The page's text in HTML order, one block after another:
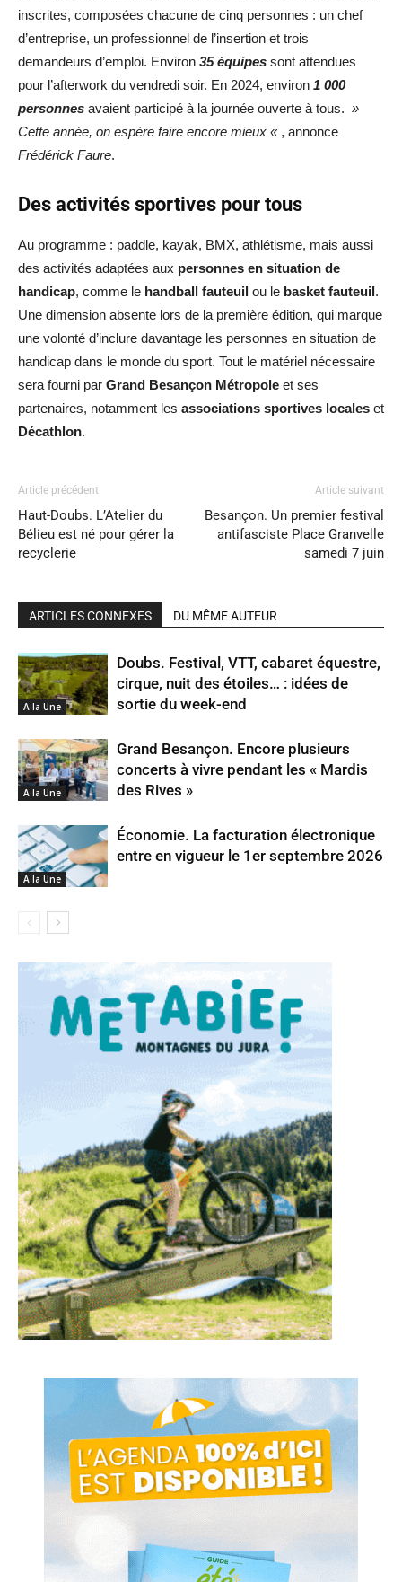
inscrites, composées chacune de cinq personnes : un chef
d’entreprise, un professionnel de l’insertion et trois
demandeurs d’emploi. Environ 35 équipes sont attendues
pour l’afterwork du vendredi soir. En 2024, environ 1 000
personnes avaient participé à la journée ouverte à tous. »
Cette année, on espère faire encore mieux « , annonce
Frédérick Faure.
Des activités sportives pour tous
Au programme : paddle, kayak, BMX, athlétisme, mais aussi
des activités adaptées aux personnes en situation de
handicap, comme le handball fauteuil ou le basket fauteuil.
Une dimension absente lors de la première édition, qui marque
une volonté d’inclure davantage les personnes en situation de
handicap dans le monde du sport. Tout le matériel nécessaire
sera fourni par Grand Besançon Métropole et ses
partenaires, notamment les associations sportives locales et
Décathlon.
Article précédent
Haut-Doubs. L’Atelier du
Bélieu est né pour gérer la
recyclerie
Article suivant
Besançon. Un premier festival
antifasciste Place Granvelle
samedi 7 juin
ARTICLES CONNEXES DU MÊME AUTEUR
A la Une
Doubs. Festival, VTT, cabaret équestre,
cirque, nuit des étoiles… : idées de
sortie du week-end
A la Une
Grand Besançon. Encore plusieurs
concerts à vivre pendant les « Mardis
des Rives »
A la Une
Économie. La facturation électronique
entre en vigueur le 1er septembre 2026